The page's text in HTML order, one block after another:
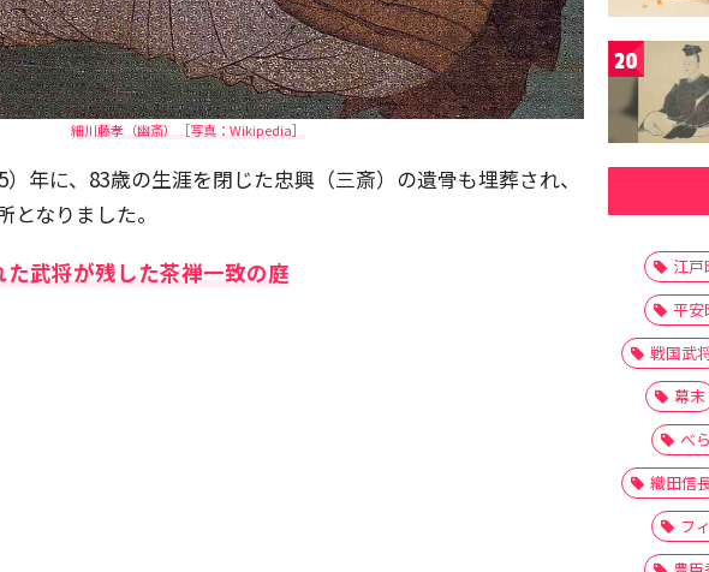
細川藤孝（幽斎）［写真：Wikipedia］
年に、83歳の生涯を閉じた忠興（三斎）の遺骨も埋葬され、
なりました。
た武将が残した茶禅一致の庭
20
江戸
平安
戦国武
幕末
べ
織田信
フ